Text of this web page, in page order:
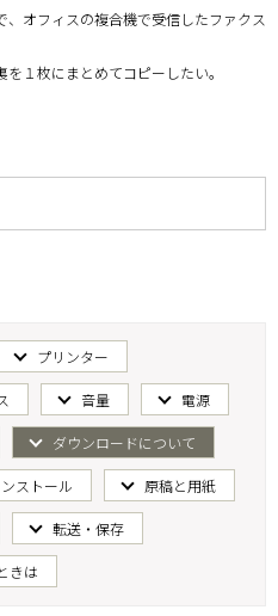
オフィスの複合機で受信したファクス
１枚にまとめてコピーしたい。
プリンター
音量 電源
ダウンロードについて
ストール 原稿と用紙
転送・保存
きは